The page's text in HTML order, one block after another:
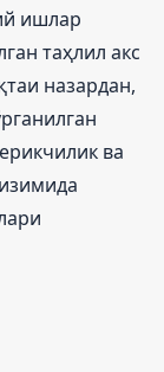
ишлар
таҳлил акс
назардан,
ва